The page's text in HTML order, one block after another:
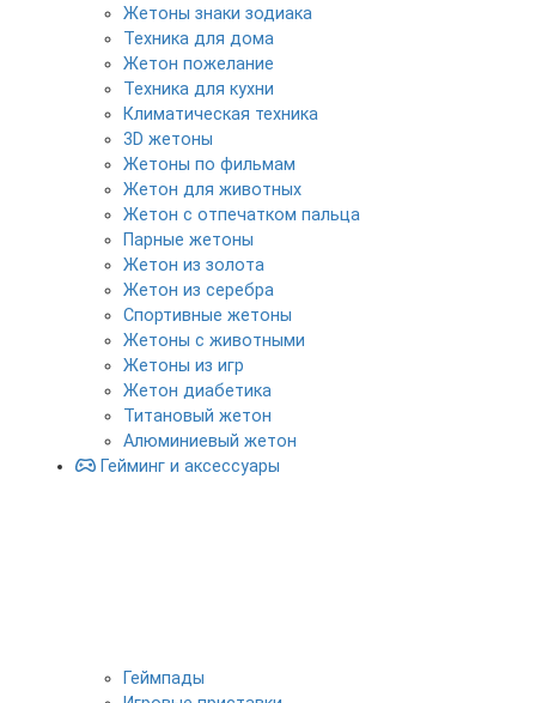
Жетоны знаки зодиака
Техника для дома
Жетон пожелание
Техника для кухни
Климатическая техника
3D жетоны
Жетоны по фильмам
Жетон для животных
Жетон с отпечатком пальца
Парные жетоны
Жетон из золота
Жетон из серебра
Спортивные жетоны
Жетоны с животными
Жетоны из игр
Жетон диабетика
Титановый жетон
Алюминиевый жетон
Гейминг и аксессуары
Геймпады